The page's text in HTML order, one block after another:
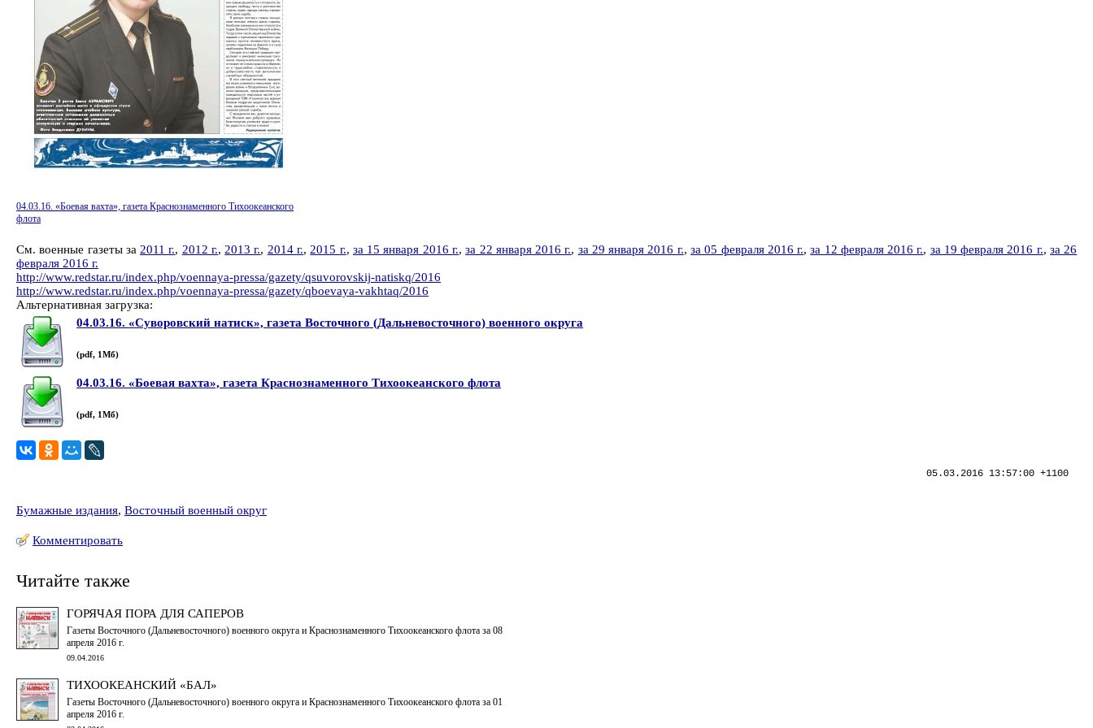
04.03.16. «Боевая вахта», газета Краснознаменного Тихоокеанского
флота
См. военные газеты за 2011 г., 2012 г., 2013 г., 2014 г., 2015 г., за 15 января 2016 г.,за 22 января 2016 г., за 29 января 2016 г., за 05 февраля 2016 г.,за 12 февраля 2016 г., за 19 февраля 2016 г.,за 26
февраля 2016 г.
http://www.redstar.ru/index.php/voennaya-pressa/gazety/qsuvorovskij-natiskq/2016
http://www.redstar.ru/index.php/voennaya-pressa/gazety/qboevaya-vakhtaq/2016
Альтернативная загрузка:
04.03.16. «Суворовский натиск», газета Восточного (Дальневосточного) военного округа
(pdf, 1Мб)
04.03.16. «Боевая вахта», газета Краснознаменного Тихоокеанского флота
(pdf, 1Мб)
05.03.2016 13:57:00 +1100
Бумажные издания, Восточный военный округ
Комментировать
Читайте также
ГОРЯЧАЯ ПОРА ДЛЯ САПЕРОВ
Газеты Восточного (Дальневосточного) военного округа и Краснознаменного Тихоокеанского флота за 08
апреля 2016 г.
09.04.2016
ТИХООКЕАНСКИЙ «БАЛ»
Газеты Восточного (Дальневосточного) военного округа и Краснознаменного Тихоокеанского флота за 01
апреля 2016 г.